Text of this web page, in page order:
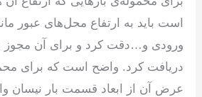
است باید به ارتفاع محل‌های عبور
ورودی و…دقت کرد و برای آن مجوز
دریافت کرد. واضح است که برای
عرض آن از ابعاد قسمت بار نیسان